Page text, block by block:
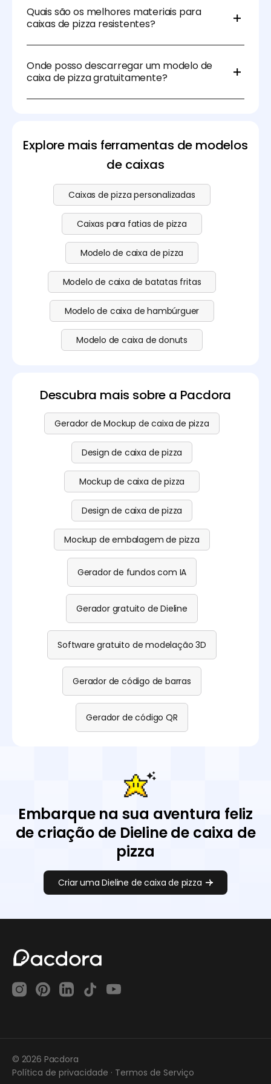
pode ajustar as dimensões para corresponder ao
tamanho da sua pizza e adicionar quaisquer
funcionalidades necessárias, como orifícios de
Quais são os melhores materiais para
caixas de pizza resistentes?
resistentes, existem várias opções que equilibram
resistência, isolamento e considerações ambientais:
cartão canelado, cartão, fibra moldada, plástico,
Onde posso descarregar um modelo de
caixa de pizza gratuitamente?
funcionalidades avançadas como software de
modelação 3D.
Explore mais ferramentas de modelos
de caixas
Caixas de pizza personalizadas
Caixas para fatias de pizza
Modelo de caixa de pizza
Modelo de caixa de batatas fritas
Modelo de caixa de hambúrguer
Modelo de caixa de donuts
Descubra mais sobre a Pacdora
Gerador de Mockup de caixa de pizza
Design de caixa de pizza
Mockup de caixa de pizza
Design de caixa de pizza
Mockup de embalagem de pizza
Gerador de fundos com IA
Gerador gratuito de Dieline
Software gratuito de modelação 3D
Gerador de código de barras
Gerador de código QR
Embarque na sua aventura feliz
de criação de Dieline de caixa de
pizza
Criar uma Dieline de caixa de pizza
© 2026 Pacdora
Política de privacidade · Termos de Serviço